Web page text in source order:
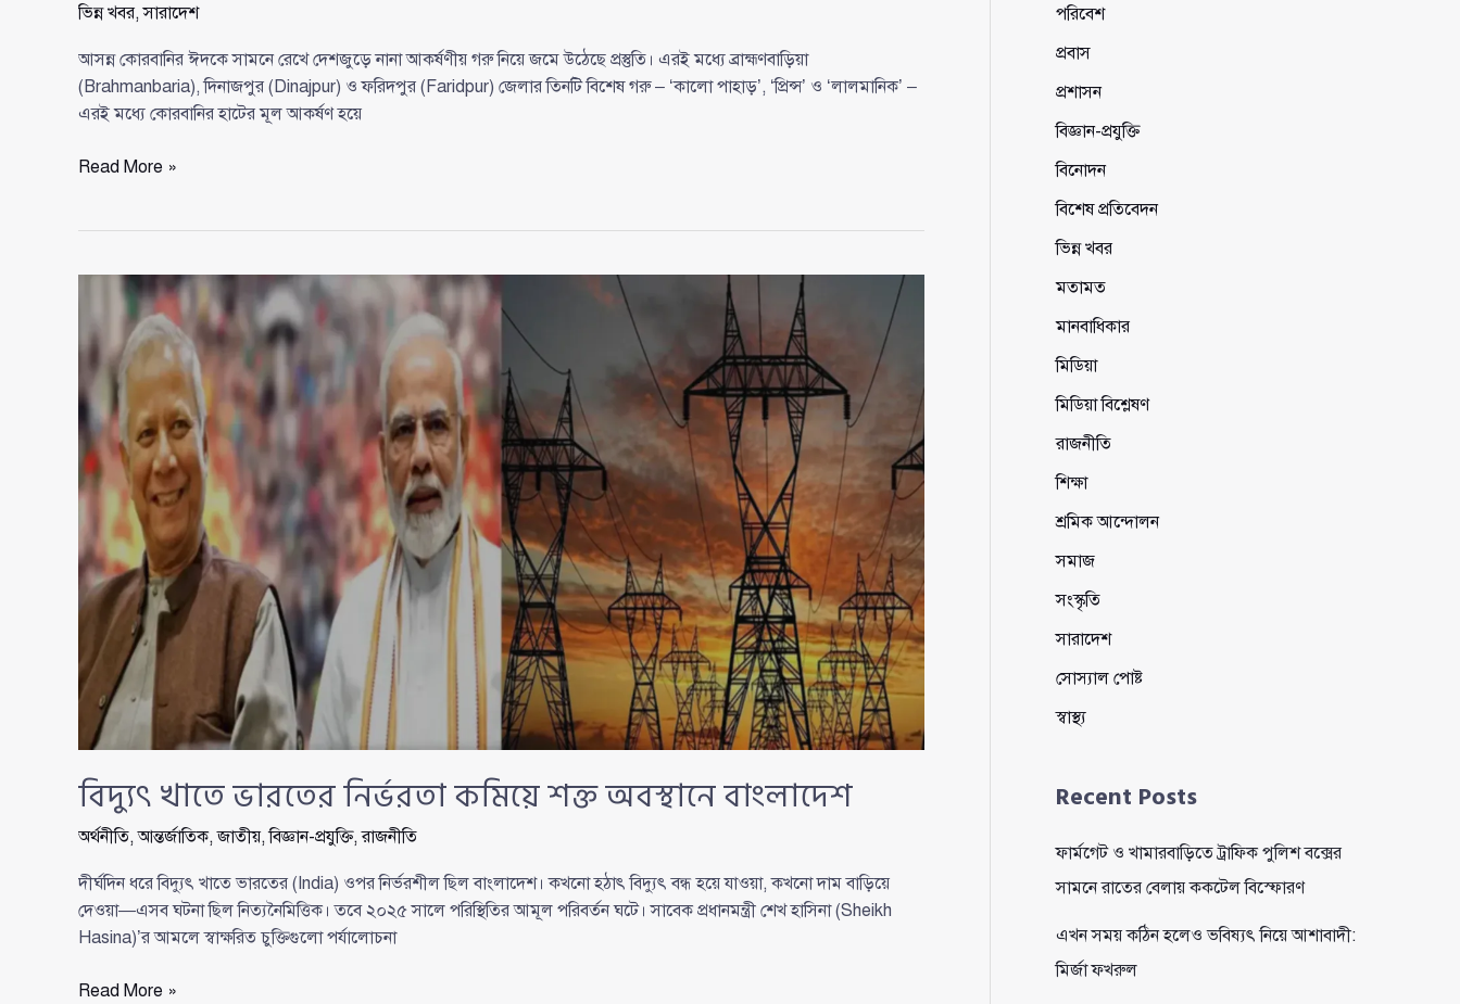
ভিন্ন খবর,সারাদেশ
আসন্ন কোরবানির ঈদকে সামনে রেখে দেশজুড়ে নানা আকর্ষণীয় গরু নিয়ে জমে উঠেছে প্রস্তুতি। এরই মধ্যে ব্রাহ্মণবাড়িয়া
(Brahmanbaria), দিনাজপুর (Dinajpur) ও ফরিদপুর (Faridpur) জেলার তিনটি বিশেষ গরু – ‘কালো পাহাড়’, ‘প্রিন্স’ ও ‘লালমানিক’ –
এরই মধ্যে কোরবানির হাটের মূল আকর্ষণ হয়ে
কোরবানির
‘কালো
পাহাড়’,
‘প্রিন্স’
ও
‘লালমানিক’
Read More »
বিদ্যুৎ খাতে ভারতের নির্ভরতা কমিয়ে শক্ত অবস্থানে বাংলাদেশ
অর্থনীতি,আন্তর্জাতিক,জাতীয়,বিজ্ঞান-প্রযুক্তি,রাজনীতি
দীর্ঘদিন ধরে বিদ্যুৎ খাতে ভারতের (India) ওপর নির্ভরশীল ছিল বাংলাদেশ। কখনো হঠাৎ বিদ্যুৎ বন্ধ হয়ে যাওয়া, কখনো দাম বাড়িয়ে
দেওয়া—এসব ঘটনা ছিল নিত্যনৈমিত্তিক। তবে ২০২৫ সালে পরিস্থিতির আমূল পরিবর্তন ঘটে। সাবেক প্রধানমন্ত্রী শেখ হাসিনা (Sheikh
Hasina)’র আমলে স্বাক্ষরিত চুক্তিগুলো পর্যালোচনা
বিদ্যুৎ
Read More »
পরিবেশ
প্রবাস
প্রশাসন
বিজ্ঞান-প্রযুক্তি
বিনোদন
বিশেষ প্রতিবেদন
ভিন্ন খবর
মতামত
মানবাধিকার
মিডিয়া
মিডিয়া বিশ্লেষণ
রাজনীতি
শিক্ষা
শ্রমিক আন্দোলন
সমাজ
সংস্কৃতি
সারাদেশ
সোস্যাল পোষ্ট
স্বাস্থ্য
Recent Posts
ফার্মগেট ও খামারবাড়িতে ট্রাফিক পুলিশ বক্সের
সামনে রাতের বেলায় ককটেল বিস্ফোরণ
এখন সময় কঠিন হলেও ভবিষ্যৎ নিয়ে আশাবাদী:
মির্জা ফখরুল